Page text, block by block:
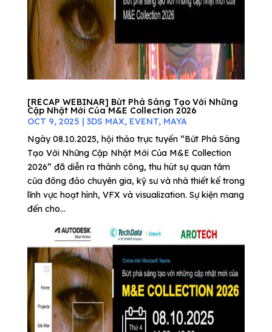
[RECAP WEBINAR] Bứt Phá Sáng Tạo Với Những
Cập Nhật Mới Của M&E Collection 2026
OCT 9, 2025 | 3DS MAX, EVENT, MAYA
Ngày 08.10.2025, hội thảo trực tuyến “Bứt Phá Sáng
Tạo Với Những Cập Nhật Mới Của M&E Collection
2026” đã diễn ra thành công, thu hút sự quan tâm
của đông đảo chuyên gia, kỹ sư và nhà thiết kế trong
lĩnh vực hoạt hình, VFX và visualization. Sự kiện mang
đến cho...